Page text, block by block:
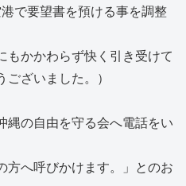
で要望書を預ける事を調整
もかかわらず快く引き受けて
ざいました。）
縄の自由を守る会へ電話をい
方へ呼びかけます。」とのお